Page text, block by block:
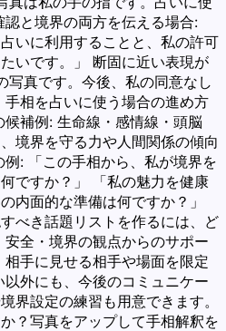
と境界の両方を伝える場合:
いに利用することと、私の許可
いです。」 断固に近い表現が
写真です。今後、私の同意なし
相を占いに使う場合の進め方
候補例: 生命線・感情線・頭脳
境界を守る力や人間関係の傾向
: 「この手相から、私が境界を
ですか？」 「私の魅力を健康
内面的な準備は何ですか？」
べき話題リストを作るには、ど
全・境界の観点からのサポー
相手に見せる相手や場面を限定
外にも、今後のコミュニケー
界設定の練習も用意できます。
？写真をアップして手相解釈を